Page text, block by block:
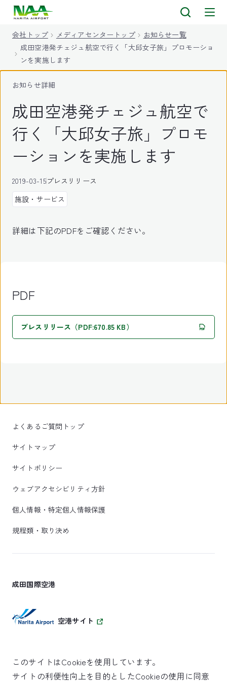
会社トップ メディアセンタートップ
お知らせ一覧
成田空港発チェジュ航空で行く「大邱女子旅」プロモーショ
ンを実施します
お知らせ詳細
成田空港発チェジュ航空で
行く「大邱女子旅」プロモ
ーションを実施します
2019-03-15プレスリリース
施設・サービス
詳細は下記のPDFをご確認ください。
PDF
プレスリリース（PDF:670.85 KB）
よくあるご質問トップ
サイトマップ
サイトポリシー
ウェブアクセシビリティ方針
個人情報・特定個人情報保護
規程類・取り決め
成田国際空港
空港サイト
このサイトはCookieを使用しています。
サイトの利便性向上を目的としたCookieの使用に同意